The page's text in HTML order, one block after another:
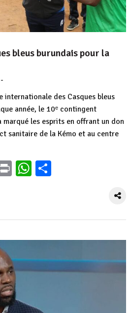
bleus burundais pour la
-
internationale des Casques bleus
année, le 10ᵉ contingent
marqué les esprits en offrant un don
sanitaire de la Kémo et au centre
PrintWhatsApp